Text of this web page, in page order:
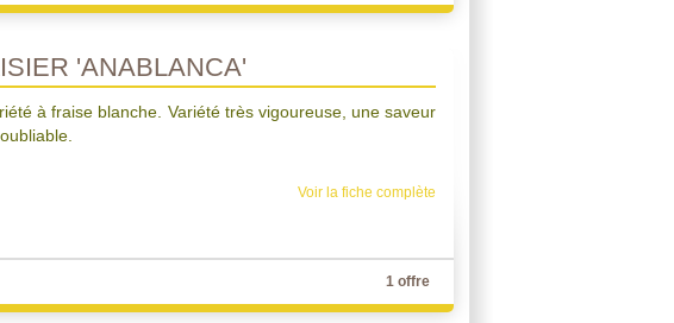
'ANABLANCA'
à fraise blanche. Variété très vigoureuse, une saveur
Voir la fiche complète
1 offre